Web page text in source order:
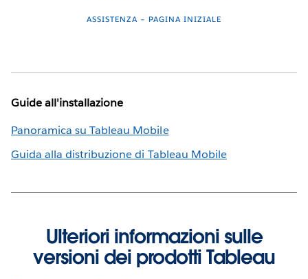
ASSISTENZA – PAGINA INIZIALE
Guide all'installazione
Panoramica su Tableau Mobile
Guida alla distribuzione di Tableau Mobile
Ulteriori informazioni sulle
versioni dei prodotti Tableau